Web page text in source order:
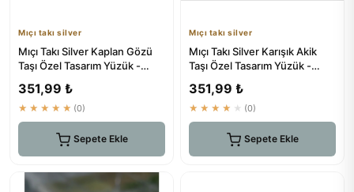
Mıçı takı silver
Mıçı Takı Silver Kaplan Gözü
Taşı Özel Tasarım Yüzük -
351,99 ₺
★★★★★ (0)
Sepete Ekle
Mıçı takı silver
Mıçı Takı Silver Karışık Akik
Taşı Özel Tasarım Yüzük -
351,99 ₺
★★★★★ (0)
Sepete Ekle